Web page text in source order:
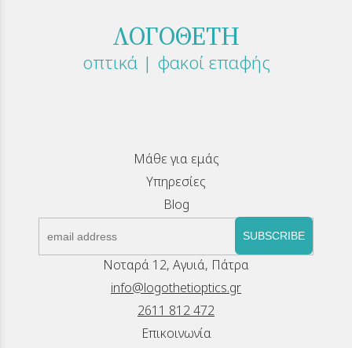
ΛΟΓΟΘΕΤΗ
οπτικά | φακοί επαφής
Μάθε για εμάς
Υπηρεσίες
Blog
SUBSCRIBE
Νοταρά 12, Αγυιά, Πάτρα
info@logothetioptics.gr
2611 812 472
Επικοινωνία